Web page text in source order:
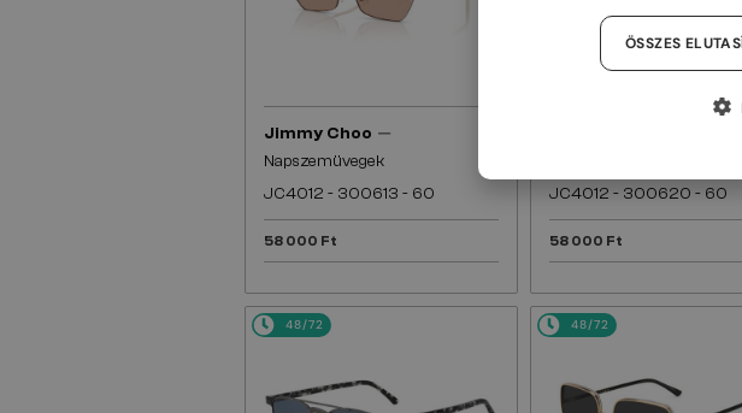
Jimmy Choo —
Napszemüvegek
JC4012 - 300613 - 60
58 000 Ft
JC4012 - 300620 - 60
58 000 Ft
48/72 48/72
ÖSSZES